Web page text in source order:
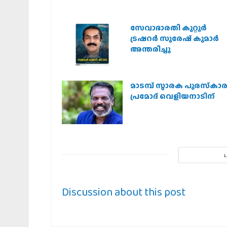
സേവാഭാരതി കുറ്റൂർ
ട്രഷറർ സുരേഷ് കുമാർ
അന്തരിച്ചു
മാടമ്പ് സ്മാരക
പ്രമോദ് വെളിയനാടിന്
Discussion about this post